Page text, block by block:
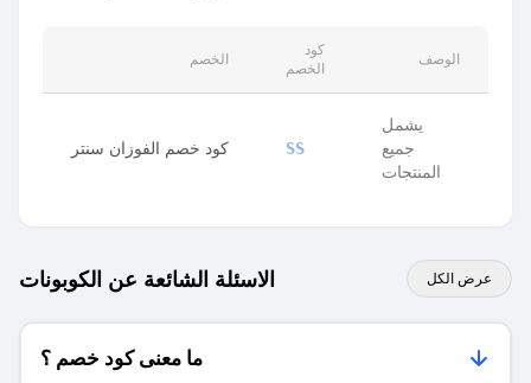
الخصم
كود
الخصم
الوصف
كود خصم الفوزان سنتر SS
يشمل
جميع
المنتجات
الاسئلة الشائعة عن الكوبونات عرض الكل
ما معنى كود خصم ؟